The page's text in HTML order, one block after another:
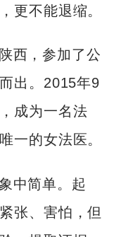
更不能退缩。
西，参加了公
出。2015年9
成为一名法
一的女法医。
中简单。起
张、害怕，但